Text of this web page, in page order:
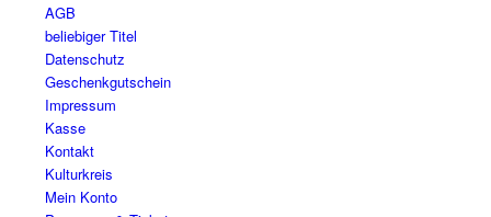
AGB
beliebiger Titel
Datenschutz
Geschenkgutschein
Impressum
Kasse
Kontakt
Kulturkreis
Mein Konto